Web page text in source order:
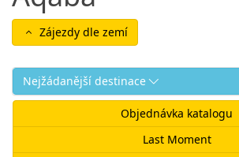
Zájezdy dle zemí
Nejžádanější destinace
Objednávka katalogu
Last Moment